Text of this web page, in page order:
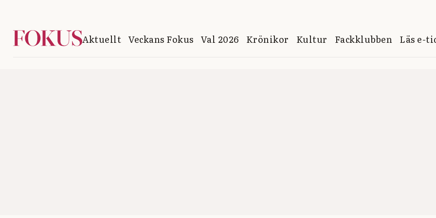
Aktuellt Veckans Fokus Val 2026 Krönikor Kultur Fackklubben Läs e-